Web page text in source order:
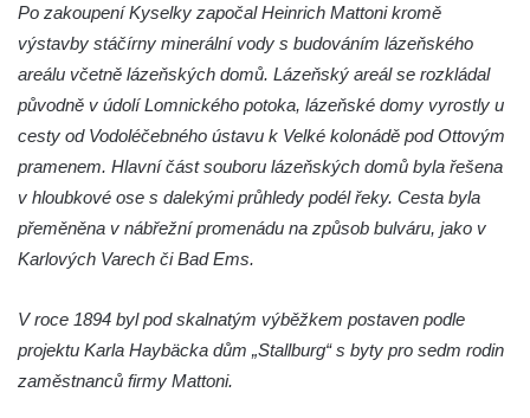
Dům čp. 20 ve Velešíně, zvaný U Kantůrků
či Kaplanka
Fara v Římově
Budova spořitelny čp. 1127/1 a 1127/25 v
Rumburku
průmyslové banky čp. 852/30 v Rumburku
Gymnázium v Rumburku
v Rumburku
Dům čp. 100/5 na Lužickém náměstí v
Rumburku
Po zakoupení Kyselky započal Heinrich Mattoni kromě
výstavby stáčírny minerální vody s budováním lázeňského
areálu včetně lázeňských domů. Lázeňský areál se rozkládal
původně v údolí Lomnického potoka, lázeňské domy vyrostly u
cesty od Vodoléčebného ústavu k Velké kolonádě pod Ottovým
pramenem. Hlavní část souboru lázeňských domů byla řešena
v hloubkové ose s dalekými průhledy podél řeky. Cesta byla
přeměněna v nábřežní promenádu na způsob bulváru, jako v
Karlových Varech či Bad Ems.
V roce 1894 byl pod skalnatým výběžkem postaven podle
projektu Karla Haybäcka dům „Stallburg“ s byty pro sedm rodin
zaměstnanců firmy Mattoni.